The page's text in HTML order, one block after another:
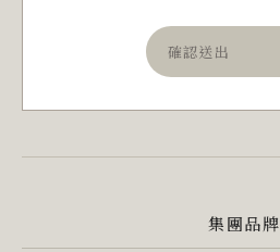
確認送出
集團品牌